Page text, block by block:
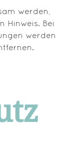
werden,
Hinweis. Bei
werden